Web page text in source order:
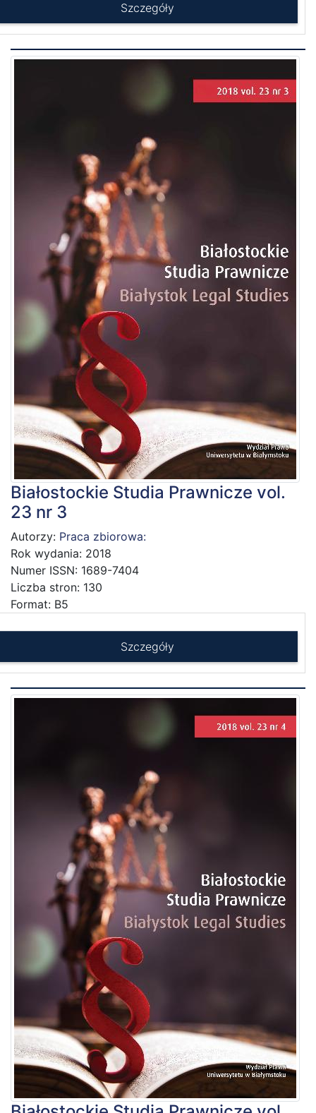
Szczegóły
Białostockie Studia Prawnicze vol.
23 nr 3
Autorzy: Praca zbiorowa:
Rok wydania: 2018
Numer ISSN: 1689-7404
Liczba stron: 130
Format: B5
Szczegóły